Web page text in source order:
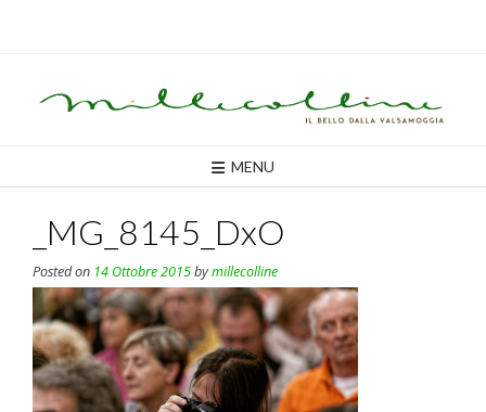
MENU
_MG_8145_DxO
Posted on 14 Ottobre 2015bymillecolline